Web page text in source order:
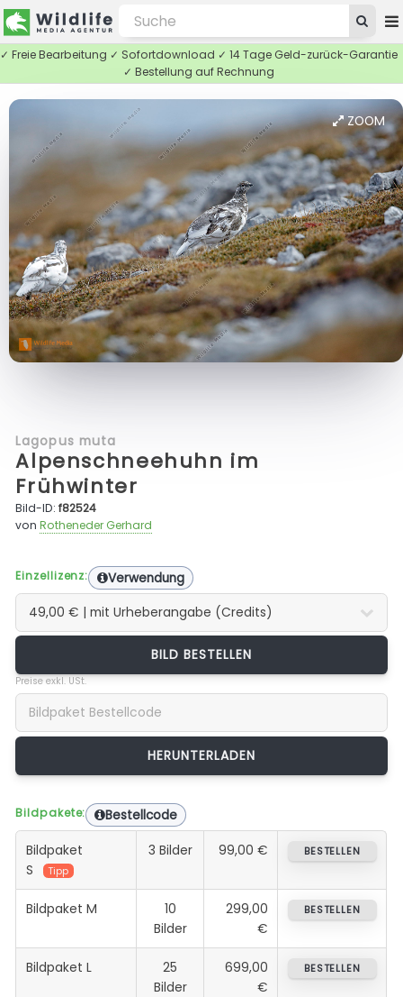
✓ Freie Bearbeitung ✓ Sofortdownload ✓ 14 Tage Geld-zurück-Garantie
✓ Bestellung auf Rechnung
ZOOM
Lagopus muta
Alpenschneehuhn im
Frühwinter
Bild-ID:f82524
vonRotheneder Gerhard
Einzellizenz: Verwendung
BILD BESTELLEN
Preise exkl. USt.
Bildpakete: Bestellcode
Bildpaket
S
Tipp
3 Bilder 99,00 € BESTELLEN
Bildpaket M
10
Bilder
299,00
€
BESTELLEN
Bildpaket L
25
Bilder
699,00
€
BESTELLEN